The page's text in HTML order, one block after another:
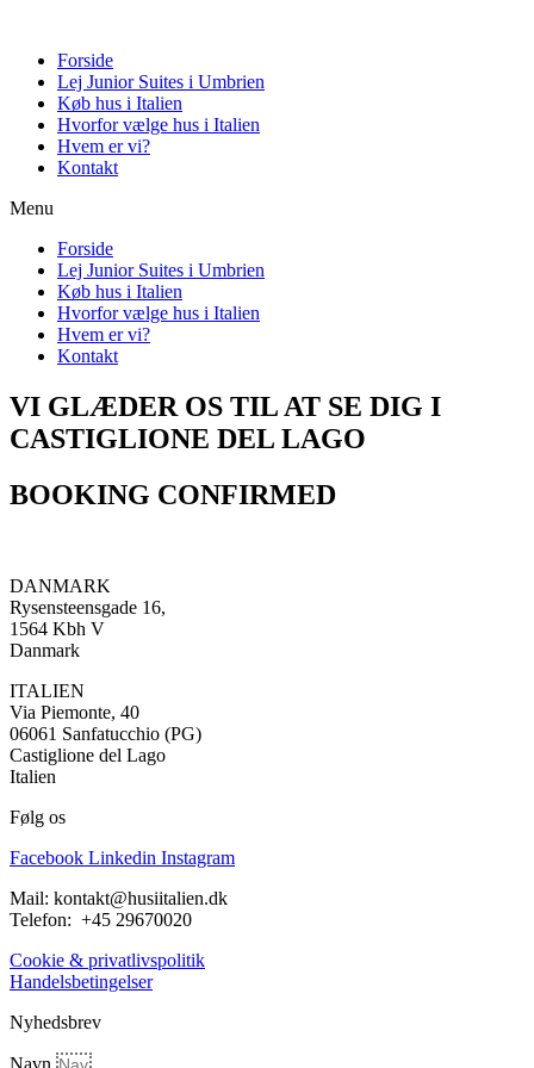
Forside
Lej Junior Suites i Umbrien
Køb hus i Italien
Hvorfor vælge hus i Italien
Hvem er vi?
Kontakt
Menu
Forside
Lej Junior Suites i Umbrien
Køb hus i Italien
Hvorfor vælge hus i Italien
Hvem er vi?
Kontakt
VI GLÆDER OS TIL AT SE DIG I
CASTIGLIONE DEL LAGO
BOOKING CONFIRMED
DANMARK
Rysensteensgade 16,
1564 Kbh V
Danmark
ITALIEN
Via Piemonte, 40
06061 Sanfatucchio (PG)
Castiglione del Lago
Italien
Følg os
Facebook Linkedin Instagram
Mail: kontakt@husiitalien.dk
Telefon: +45 29670020
Cookie & privatlivspolitik
Handelsbetingelser
Nyhedsbrev
Navn